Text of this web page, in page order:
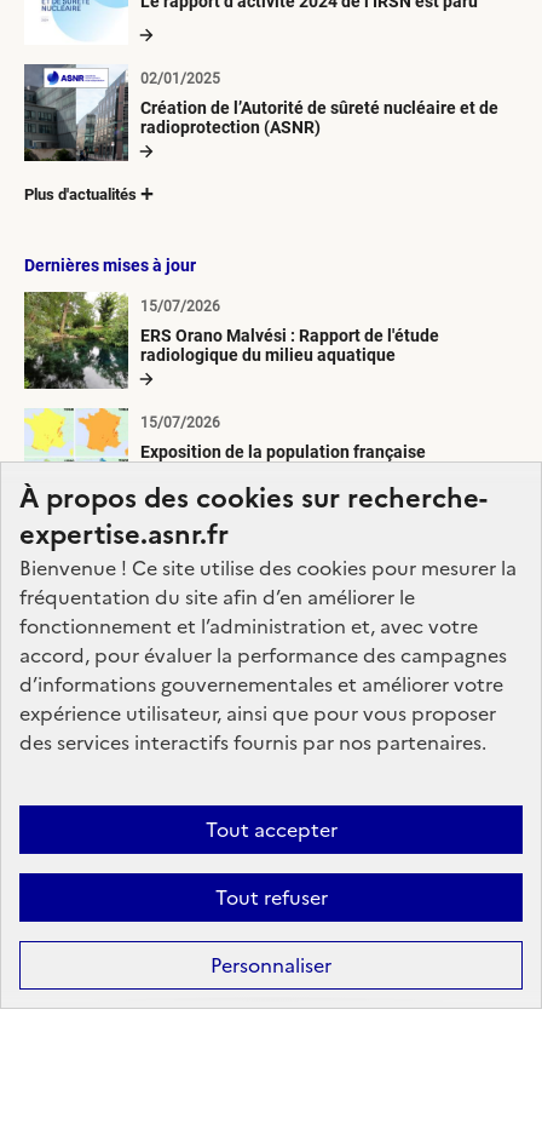
À propos des cookies sur recherche-
expertise.asnr.fr
Bienvenue ! Ce site utilise des cookies pour mesurer la
fréquentation du site afin d’en améliorer le
fonctionnement et l’administration et, avec votre
accord, pour évaluer la performance des campagnes
d’informations gouvernementales et améliorer votre
expérience utilisateur, ainsi que pour vous proposer
des services interactifs fournis par nos partenaires.
Tout accepter
Tout refuser
Personnaliser
Création de l’Autorité de sûreté nucléaire et de
radioprotection (ASNR)
02/01/2025
Plus d'actualités
Dernières mises à jour
ERS Orano Malvési : Rapport de l'étude
radiologique du milieu aquatique
15/07/2026
Exposition de la population française
radioactives depuis 1945
15/07/2026
Etude de la rémanence de la radioactivité
d’origine artificielle
05/06/2026
NRD - Niveaux de référence diagnostiques
05/05/2026
Suivez-nous